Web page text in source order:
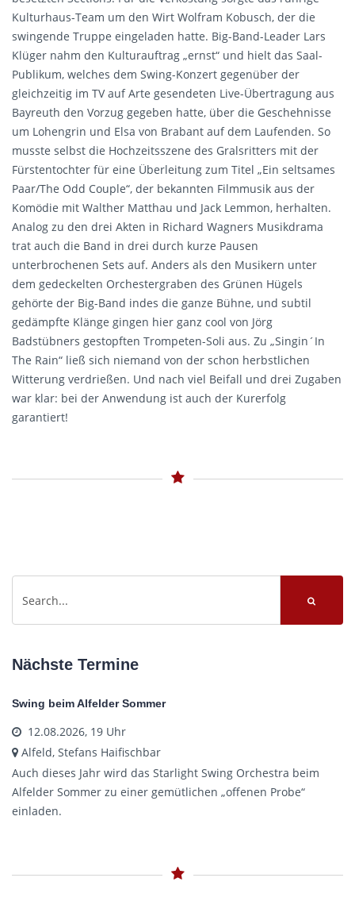
Kulturhaus-Team um den Wirt Wolfram Kobusch, der die
swingende Truppe eingeladen hatte. Big-Band-Leader Lars
Klüger nahm den Kulturauftrag „ernst“ und hielt das Saal-
Publikum, welches dem Swing-Konzert gegenüber der
gleichzeitig im TV auf Arte gesendeten Live-Übertragung aus
Bayreuth den Vorzug gegeben hatte, über die Geschehnisse
um Lohengrin und Elsa von Brabant auf dem Laufenden. So
musste selbst die Hochzeitsszene des Gralsritters mit der
Fürstentochter für eine Überleitung zum Titel „Ein seltsames
Paar/The Odd Couple“, der bekannten Filmmusik aus der
Komödie mit Walther Matthau und Jack Lemmon, herhalten.
Analog zu den drei Akten in Richard Wagners Musikdrama
trat auch die Band in drei durch kurze Pausen
unterbrochenen Sets auf. Anders als den Musikern unter
dem gedeckelten Orchestergraben des Grünen Hügels
gehörte der Big-Band indes die ganze Bühne, und subtil
gedämpfte Klänge gingen hier ganz cool von Jörg
Badstübners gestopften Trompeten-Soli aus. Zu „Singin´In
The Rain“ ließ sich niemand von der schon herbstlichen
Witterung verdrießen. Und nach viel Beifall und drei Zugaben
war klar: bei der Anwendung ist auch der Kurerfolg
garantiert!
Nächste Termine
Swing beim Alfelder Sommer
12.08.2026, 19 Uhr
Alfeld, Stefans Haifischbar
Auch dieses Jahr wird das Starlight Swing Orchestra beim
Alfelder Sommer zu einer gemütlichen „offenen Probe“
einladen.